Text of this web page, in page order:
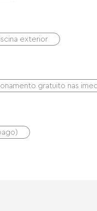
exterior
gratuito nas